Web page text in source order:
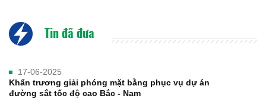
Tin đã đưa
17-06-2025
Khẩn trương giải phóng mặt bằng phục vụ dự án
đường sắt tốc độ cao Bắc - Nam